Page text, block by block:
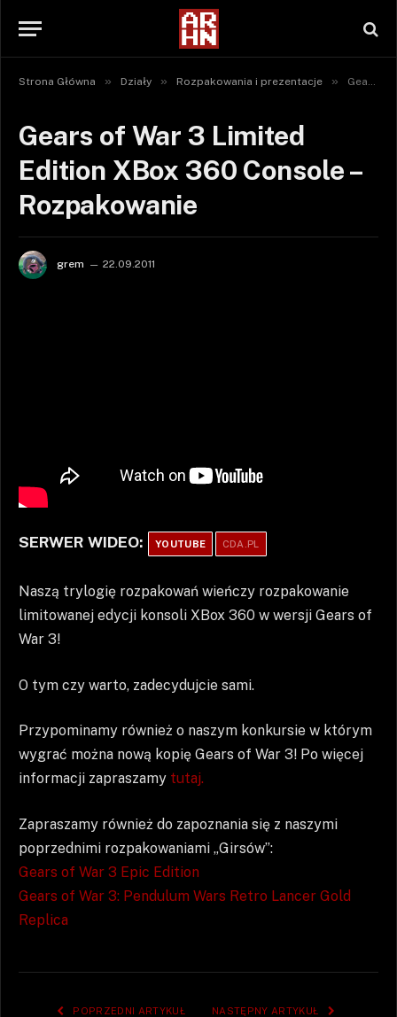
Strona Główna » Działy » Rozpakowania i prezentacje » Gears of War 3 Limited Edition XBox 360 Console – Rozpakowanie
Gears of War 3 Limited
Edition XBox 360 Console –
Rozpakowanie
grem 22.09.2011
SERWER WIDEO: YOUTUBE CDA.PL
Naszą trylogię rozpakowań wieńczy rozpakowanie
limitowanej edycji konsoli XBox 360 w wersji Gears of
War 3!
O tym czy warto, zadecydujcie sami.
Przypominamy również o naszym konkursie w którym
wygrać można nową kopię Gears of War 3! Po więcej
informacji zapraszamy tutaj.
Zapraszamy również do zapoznania się z naszymi
poprzednimi rozpakowaniami „Girsów”:
Gears of War 3 Epic Edition
Gears of War 3: Pendulum Wars Retro Lancer Gold
Replica
POPRZEDNI ARTYKUŁ NASTĘPNY ARTYKUŁ